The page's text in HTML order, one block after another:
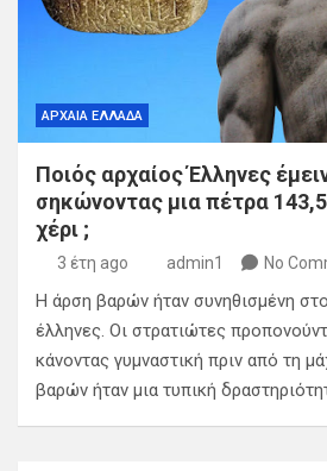
ΑΡΧΑΙΑ ΕΛΛΑΔΑ
Ποιός αρχαίος Έλληνες
σηκώνοντας μια πέτρα
χέρι ;
3 έτη ago admin1 No
Η άρση βαρών ήταν συνηθισμένη
έλληνες. Οι στρατιώτες
κάνοντας γυμναστική πριν από τη
βαρών ήταν μια τυπική